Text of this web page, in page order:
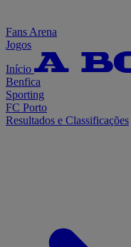
Fans Arena
Jogos
Início
Benfica
Sporting
FC Porto
Resultados e Classificações